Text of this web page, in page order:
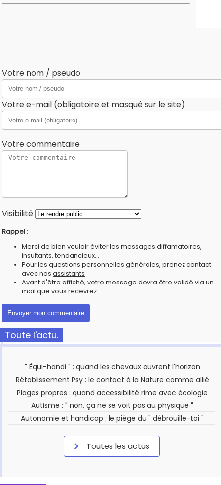
Votre nom / pseudo
Votre e-mail (obligatoire et masqué sur le site)
Votre commentaire
Visibilité
Rappel :
Merci de bien vouloir éviter les messages diffamatoires,
insultants, tendancieux...
Pour les questions personnelles générales, prenez contact
avec nos assistants
Avant d'être affiché, votre message devra être validé via un
mail que vous recevrez.
Toute l'actu.
" Équi-handi " : quand les chevaux ouvrent l'horizon
Rétablissement Psy : le contact à la Nature comme allié
Plages propres : quand accessibilité rime avec écologie
Autisme : " non, ça ne se voit pas au physique "
Autonomie et handicap : le piège du " débrouille-toi "
Toutes les actus